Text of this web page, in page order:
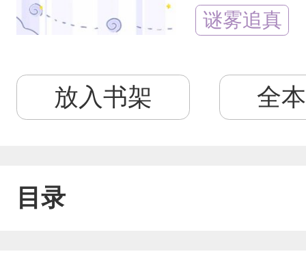
谜雾追真
放入书架 全
目录